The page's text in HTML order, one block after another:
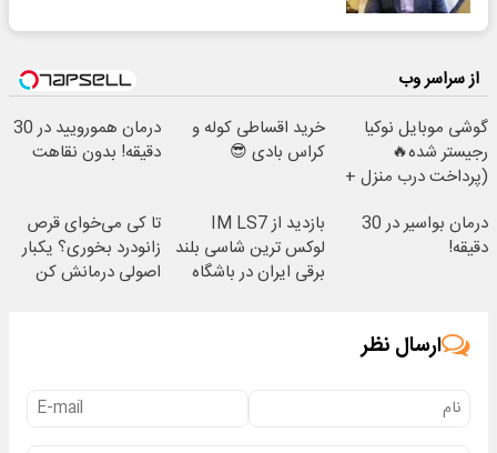
از سراسر وب
گوشی موبایل نوکیا
رجیستر شده🔥
(پرداخت درب منزل +
خرید اقساطی کوله و
کراس بادی 😎
درمان همورویید در 30
دقیقه! بدون نقاهت
درمان بواسیر در 30
دقیقه!
بازدید از IM LS7
لوکس ترین شاسی بلند
برقی ایران در باشگاه
تا کی می‌خوای قرص
زانودرد بخوری؟ یکبار
اصولی درمانش کن
ارسال نظر